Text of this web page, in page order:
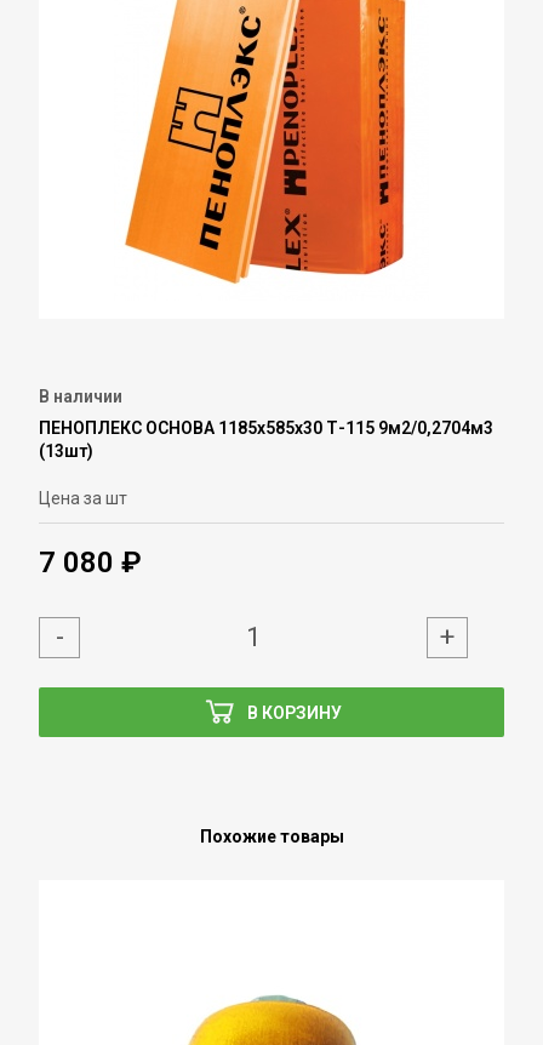
В наличии
ПЕНОПЛЕКС ОСНОВА 1185х585х30 Т-115 9м2/0,2704м3
(13шт)
Цена за шт
7 080 ₽
В КОРЗИНУ
- +
Похожие товары